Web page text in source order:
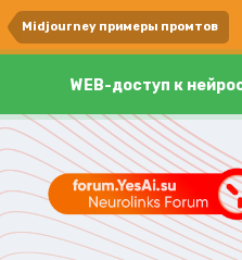
Midjourney примеры промтов
WEB-доступ к